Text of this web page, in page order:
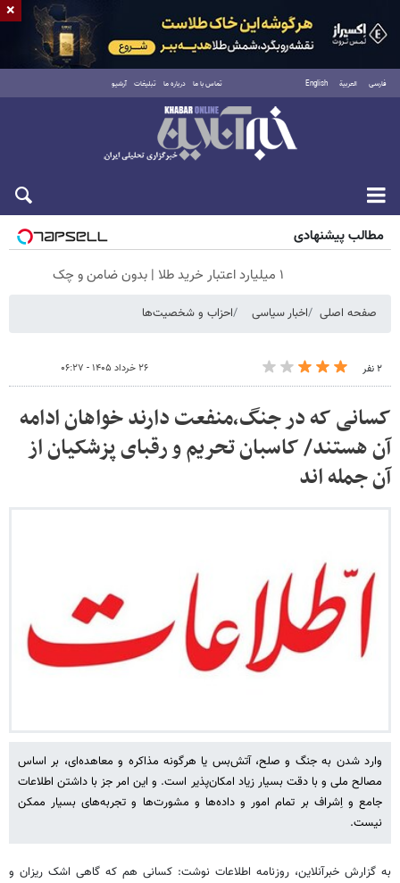
فارسی العربية English تماس با ما درباره ما تبلیغات آرشیو
جمعه ۱۶ مرداد ۱۴۰۵
مطالب پیشنهادی
۱ میلیارد اعتبار خرید طلا | بدون ضامن و چک
صفحه اصلی اخبار سیاسی احزاب و شخصیت‌ها
۲ نفر ۲۶ خرداد ۱۴۰۵ - ۰۶:۲۷
کسانی که در جنگ،منفعت دارند خواهان ادامه
آن هستند/ کاسبان تحریم و رقبای پزشکیان از
آن جمله اند
وارد شدن به جنگ و صلح، آتش‌بس یا هرگونه مذاکره و معاهده‌ای، بر اساس
مصالح ملی و با دقت بسیار زیاد امکان‌پذیر است. و این امر جز با داشتن اطلاعات
جامع و اِشراف بر تمام امور و داده‌ها و مشورت‌ها و تجربه‌های بسیار ممکن
نیست.
به گزارش خبرآنلاین، روزنامه اطلاعات نوشت: کسانی هم که گاهی اشک ریزان و
×